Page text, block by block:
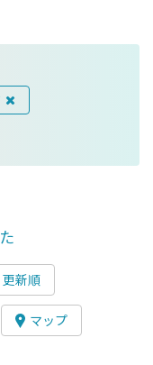
更新順
マップ